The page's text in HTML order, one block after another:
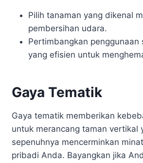
Pilih tanaman yang dikenal
pembersihan udara.
Pertimbangkan penggunaan
yang efisien untuk
Gaya Tematik
Gaya tematik memberikan
untuk merancang taman vertikal
sepenuhnya mencerminkan
pribadi Anda. Bayangkan jika